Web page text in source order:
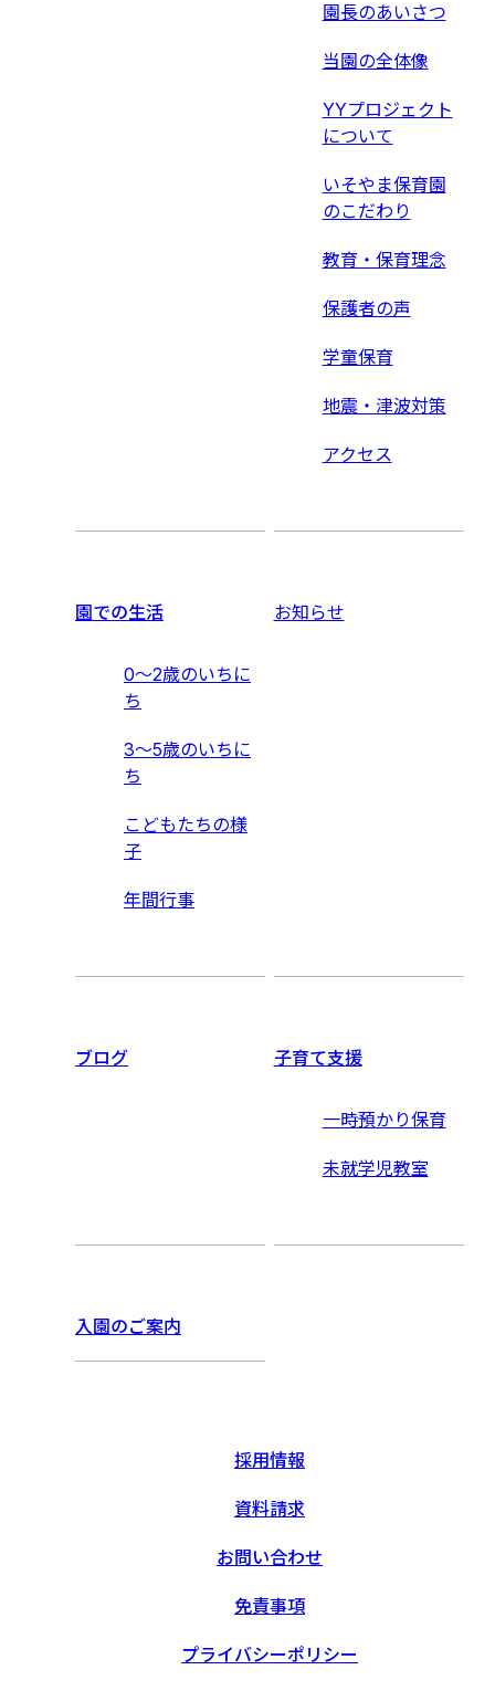
園長のあいさつ
当園の全体像
YYプロジェクト
について
いそやま保育園
のこだわり
教育・保育理念
保護者の声
学童保育
地震・津波対策
アクセス
園での生活
0〜2歳のいちに
ち
3〜5歳のいちに
ち
こどもたちの様
子
年間行事
お知らせ
ブログ 子育て支援
一時預かり保育
未就学児教室
入園のご案内
採用情報
資料請求
お問い合わせ
免責事項
プライバシーポリシー